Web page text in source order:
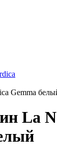
Gemma
La